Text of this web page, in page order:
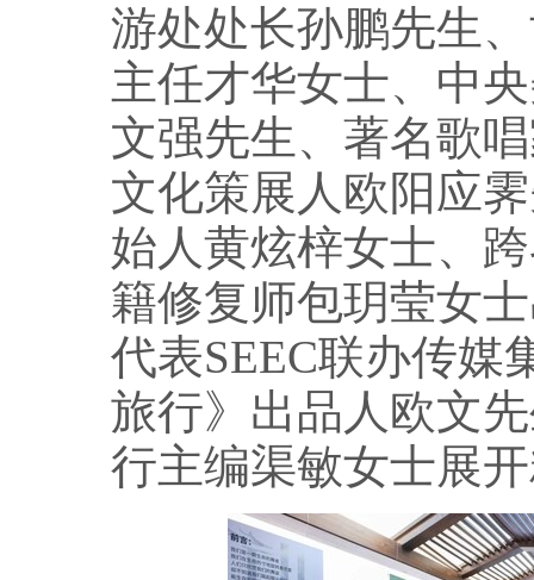
游处处长孙鹏先生
主任才华女士、中
文强先生、著名歌
文化策展人欧阳应
始人黄炫梓女士、
籍修复师包玥莹女
代表SEEC联办传媒
旅行》出品人欧文
行主编渠敏女士展